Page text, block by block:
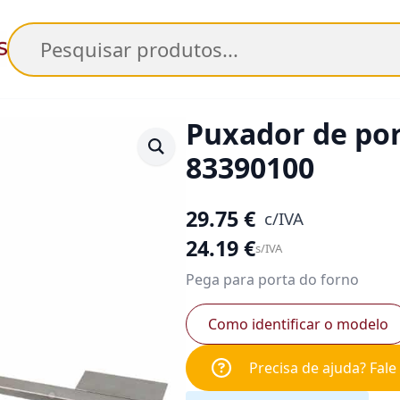
Pesquisar
Puxador de
83390100
29.75€ c/IVA
24.19€s/IVA
Pega para porta do forno
Como identificar o modelo
Precisa de ajuda?